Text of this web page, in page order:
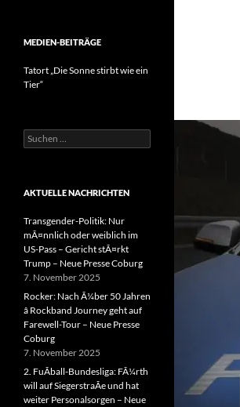
MEDIEN-BEITRÄGE
Tatort „Die Sonne stirbt wie ein
Tier“
Suchen
nach:
AKTUELLE NACHRICHTEN
Transgender-Politik: Nur
mÃ¤nnlich oder weiblich im
US-Pass – Gericht stÃ¤rkt
Trump – Neue Presse Coburg
7. November 2025
Rocker: Nach Ã¼ber 50 Jahren
â Rockband Journey geht auf
Farewell-Tour – Neue Presse
Coburg
7. November 2025
2. FuÃball-Bundesliga: FÃ¼rth
will auf SiegerstraÃe und hat
weiter Personalsorgen – Neue